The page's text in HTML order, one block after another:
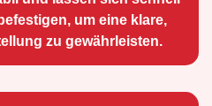
um eine klare,
zu gewährleisten.